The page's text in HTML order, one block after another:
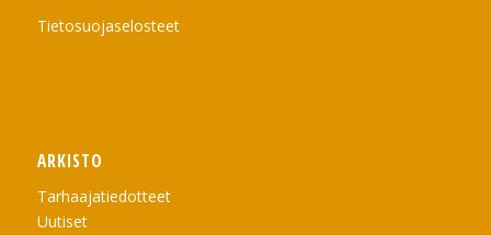
Tietosuojaselosteet
ARKISTO
Tarhaajatiedotteet
Uutiset